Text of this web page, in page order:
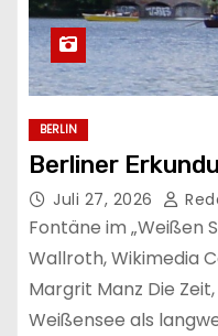
BERLIN
Berliner
Juli 27, 2026
Fontäne im „Weißen
Wallroth, Wikimedia
Margrit Manz Die
Weißensee als